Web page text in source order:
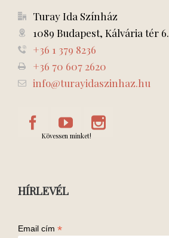
Turay Ida Színház
1089 Budapest, Kálvária tér 6.
+36 1 379 8236
+36 70 607 2620
info@turayidaszinhaz.hu
Kövessen minket!
HÍRLEVÉL
Email cím *